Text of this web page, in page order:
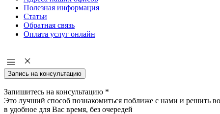
Полезная информация
Статьи
Обратная связь
Оплата услуг онлайн
Запись на консультацию
Запишитесь на консультацию *
Это лучший способ познакомиться поближе с нами и решить
в удобное для Вас время, без очередей